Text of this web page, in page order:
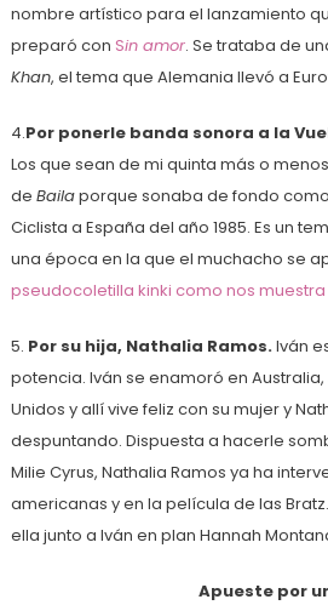
nombre artístico para el lanzamiento
preparó con Sin amor. Se trataba de
Khan, el tema que Alemania llevó a
4.Por ponerle banda sonora a la
Los que sean de mi quinta más o
de Bailaporque sonaba de fondo
Ciclista a España del año 1985. Es un
una época en la que el muchacho se
pseudocoletilla kinki como nos
5. Por su hija, Nathalia Ramos.Iván
potencia. Iván se enamoró en
Unidos y allí vive feliz con su mujer y
despuntando. Dispuesta a hacerle
Milie Cyrus, Nathalia Ramos ya ha
americanas y en la película de las
ella junto a Iván en plan Hannah
Apueste por